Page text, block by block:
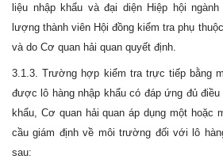
liệu nhập khẩu và đại diện Hiệp hội
lượng thành viên Hội đồng kiểm tra phụ
và do Cơ quan hải quan quyết định.
3.1.3. Trường hợp kiểm tra trực tiếp bằng
được lô hàng nhập khẩu có đáp ứng đủ
khẩu, Cơ quan hải quan áp dụng một hoặc
cầu giám định về môi trường đối với lô
sau: